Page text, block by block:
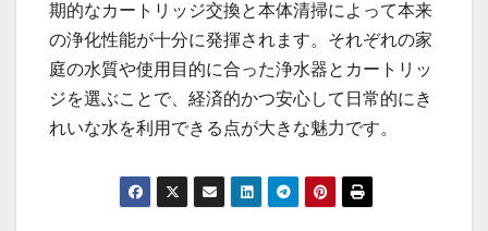
期的なカートリッジ交換と本体清掃によって本来
の浄化性能が十分に発揮されます。それぞれの家
庭の水質や使用目的に合った浄水器とカートリッ
ジを選ぶことで、経済的かつ安心して日常的にき
れいな水を利用できる点が大きな魅力です。